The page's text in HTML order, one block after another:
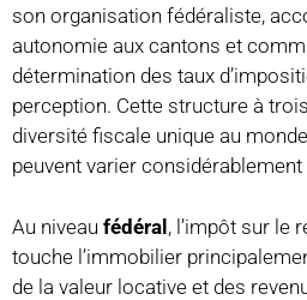
son organisation fédéraliste,
autonomie aux cantons et
détermination des taux
perception. Cette structure à
diversité fiscale unique au
peuvent varier considérablement
Au niveau fédéral, l’impôt sur le
touche l’immobilier
de la valeur locative et des